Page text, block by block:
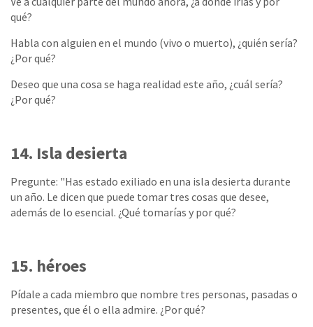
qué?
Habla con alguien en el mundo (vivo o muerto), ¿quién sería?
¿Por qué?
Deseo que una cosa se haga realidad este año, ¿cuál sería?
¿Por qué?
14. Isla desierta
Pregunte: "Has estado exiliado en una isla desierta durante
un año. Le dicen que puede tomar tres cosas que desee,
además de lo esencial. ¿Qué tomarías y por qué?
15. héroes
Pídale a cada miembro que nombre tres personas, pasadas o
presentes, que él o ella admire. ¿Por qué?